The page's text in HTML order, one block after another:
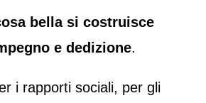
bella si costruisce
e dedizione.
i rapporti sociali, per gli